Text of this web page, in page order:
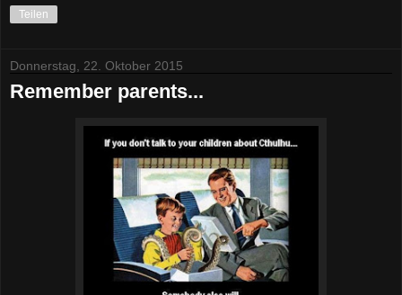
Teilen
Donnerstag, 22. Oktober 2015
Remember parents...